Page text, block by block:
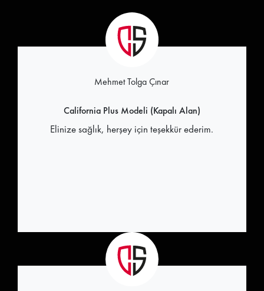
Mehmet Tolga Çınar
California Plus Modeli (Kapalı Alan)
Elinize sağlık, herşey için teşekkür ederim.